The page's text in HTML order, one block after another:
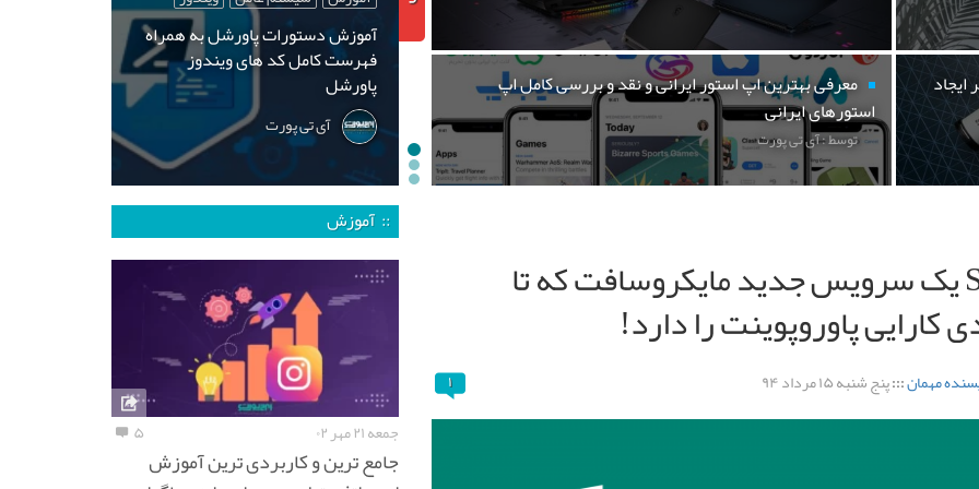
معرفی بهترین اپ استور ایرانی و نقد و بررسی کامل اپ
استورهای ایرانی
توسط : آی تی پورت
آموزش دستورات پاورشل به همراه
فهرست کامل کد های ویندوز
پاورشل
آی تی پورت
Sway یک سرویس جدید مایکروسافت که تا
کارایی پاوروپوینت را دارد!
مهمان:::پنج شنبه ۱۵ مرداد ۹۴ ۱
:: آموزش
جمعه ۲۱ مهر ۰۲ ۵
جامع ترین و کاربردی ترین آموزش